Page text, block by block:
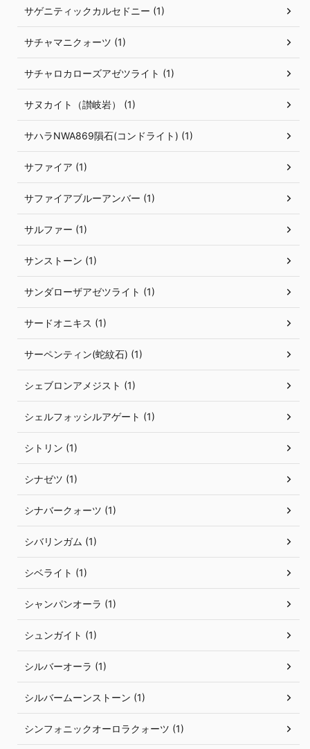
サゲニティックカルセドニー (1)
サチャマニクォーツ (1)
サチャロカローズアゼツライト (1)
サヌカイト（讃岐岩） (1)
サハラNWA869隕石(コンドライト) (1)
サファイア (1)
サファイアブルーアンバー (1)
サルファー (1)
サンストーン (1)
サンダローザアゼツライト (1)
サードオニキス (1)
サーペンティン(蛇紋石) (1)
シェブロンアメジスト (1)
シェルフォッシルアゲート (1)
シトリン (1)
シナゼツ (1)
シナバークォーツ (1)
シバリンガム (1)
シベライト (1)
シャンパンオーラ (1)
シュンガイト (1)
シルバーオーラ (1)
シルバームーンストーン (1)
シンフォニックオーロラクォーツ (1)